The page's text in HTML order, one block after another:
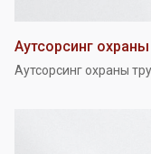
Аутсорсинг
Аутсорсинг охраны